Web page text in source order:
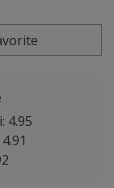
4.95